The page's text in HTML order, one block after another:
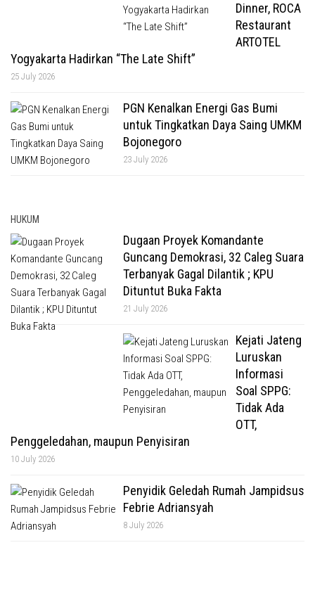
Dinner, ROCA
Restaurant
ARTOTEL
Yogyakarta Hadirkan “The Late Shift”
25 July 2026
PGN Kenalkan Energi Gas Bumi
untuk Tingkatkan Daya Saing UMKM
Bojonegoro
23 July 2026
HUKUM
Dugaan Proyek Komandante
Guncang Demokrasi, 32 Caleg Suara
Terbanyak Gagal Dilantik ; KPU
Dituntut Buka Fakta
21 July 2026
Kejati Jateng
Luruskan
Informasi
Soal SPPG:
Tidak Ada
OTT,
Penggeledahan, maupun Penyisiran
10 July 2026
Penyidik Geledah Rumah Jampidsus
Febrie Adriansyah
8 July 2026